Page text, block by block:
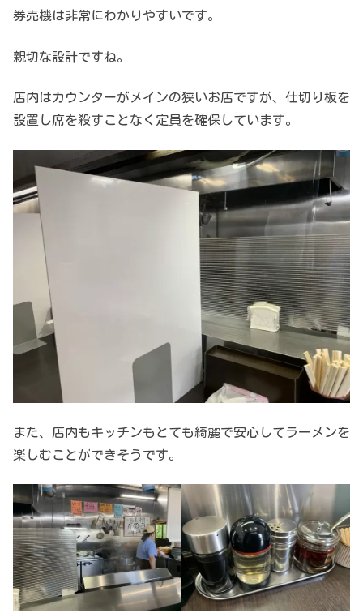
券売機は非常にわかりやすいです。
親切な設計ですね。
店内はカウンターがメインの狭いお店ですが、仕切り板を
設置し席を殺すことなく定員を確保しています。
また、店内もキッチンもとても綺麗で安心してラーメンを
楽しむことができそうです。